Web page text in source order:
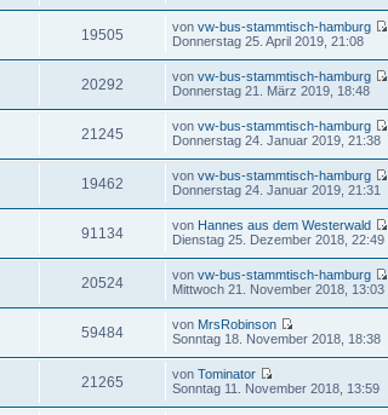
19505 vonvw-bus-stammtisch-hamburg
Donnerstag 25. April 2019, 21:08
20292 vonvw-bus-stammtisch-hamburg
Donnerstag 21. März 2019, 18:48
21245 vonvw-bus-stammtisch-hamburg
Donnerstag 24. Januar 2019, 21:38
19462 vonvw-bus-stammtisch-hamburg
Donnerstag 24. Januar 2019, 21:31
91134 von Hannes aus dem Westerwald
Dienstag 25. Dezember 2018, 22:49
20524 vonvw-bus-stammtisch-hamburg
Mittwoch 21. November 2018, 13:03
59484 von MrsRobinson
Sonntag 18. November 2018, 18:38
21265 vonTominator
Sonntag 11. November 2018, 13:59